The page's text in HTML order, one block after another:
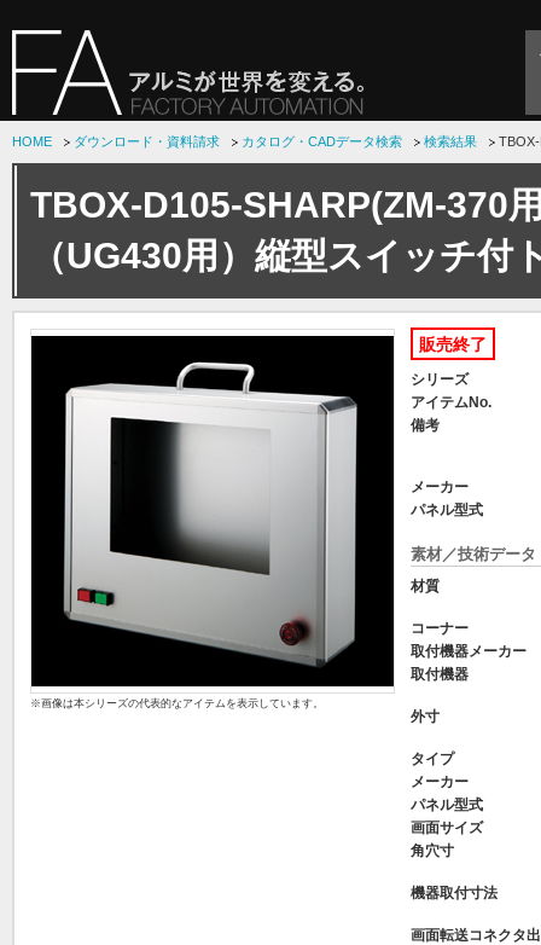
HOME ダウンロード・資料請求 カタログ・CADデータ検索 検索結果
TBOX-D105-SHARP(ZM-370
（UG430用）縦型スイッチ付
※画像は本シリーズの代表的なアイテムを表示しています。
販売終了
シリーズ
アイテムNo.
備考
メーカー
パネル型式
素材／技術データ
材質
コーナー
取付機器メーカー
取付機器
外寸
タイプ
メーカー
パネル型式
画面サイズ
角穴寸
機器取付寸法
画面転送コネクタ